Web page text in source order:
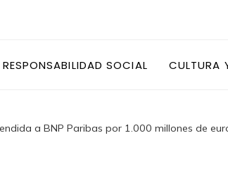
RESPONSABILIDAD SOCIAL CULTURA
a BNP Paribas por 1.000 millones de